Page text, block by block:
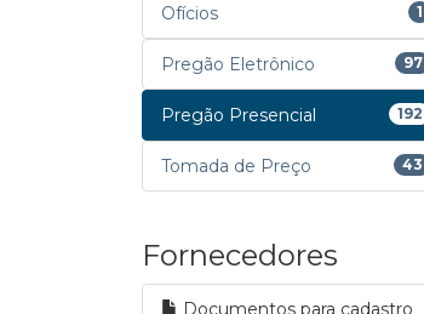
Ofícios 1
Pregão Eletrônico 97
Pregão Presencial 192
Tomada de Preço 43
Fornecedores
Documentos para cadastro